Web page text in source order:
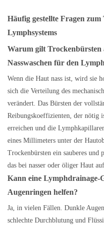
Häufig gestellte Fragen zum
Lymphsystems
Warum gilt Trockenbürsten
Nasswaschen für den
Wenn die Haut nass ist, wird sie
sich die Verteilung des
verändert. Das Bürsten der
Reibungskoeffizienten, der nötig
erreichen und die
eines Millimeters unter der
Trockenbürsten ein sauberes und
das bei nasser oder öliger Haut
Kann eine Lymphdrainage-
Augenringen helfen?
Ja, in vielen Fällen. Dunkle
schlechte Durchblutung und